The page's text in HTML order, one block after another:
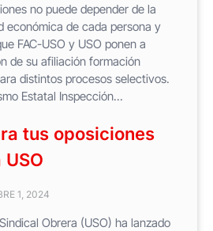
no puede depender de la
económica de cada persona y
FAC-USO y USO ponen a
de su afiliación formación
distintos procesos selectivos.
Estatal Inspección...
tus oposiciones
1, 2024
Obrera (USO) ha lanzado